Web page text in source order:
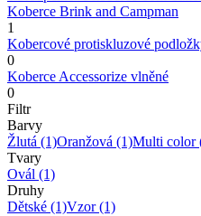
Koberce Brink and Campman
1
Kobercové protiskluzové
0
Koberce Accessorize vlněné
0
Filtr
Barvy
Žlutá (1)Oranžová (1)Multi color
Tvary
Ovál (1)
Druhy
Dětské (1)Vzor(1)